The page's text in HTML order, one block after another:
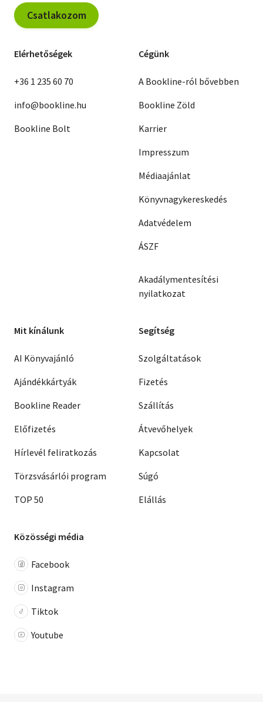
Csatlakozom
Elérhetőségek
+36 1 235 60 70
info@bookline.hu
Bookline Bolt
Cégünk
A Bookline-ról bővebben
Bookline Zöld
Karrier
Impresszum
Médiaajánlat
Könyvnagykereskedés
Adatvédelem
ÁSZF
Akadálymentesítési
nyilatkozat
Mit kínálunk
AI Könyvajánló
Ajándékkártyák
Bookline Reader
Előfizetés
Hírlevél feliratkozás
Törzsvásárlói program
TOP 50
Segítség
Szolgáltatások
Fizetés
Szállítás
Átvevőhelyek
Kapcsolat
Súgó
Elállás
Közösségi média
Facebook
Instagram
Tiktok
Youtube